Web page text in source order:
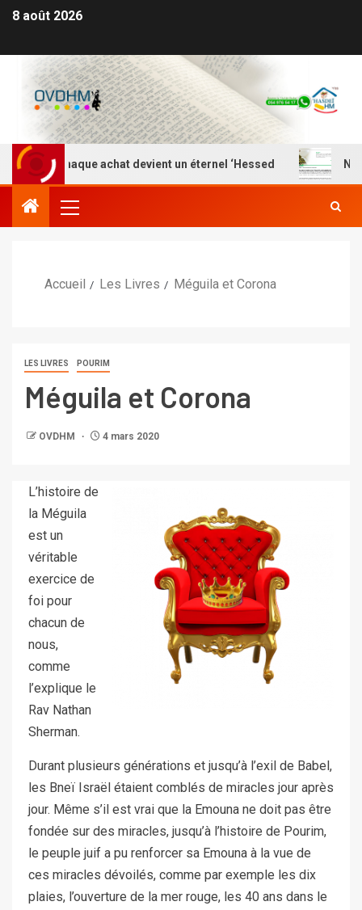
8 août 2026
où chaque achat devient un éternel ‘Hessed Nefesh
Accueil Les Livres Méguila et Corona
LES LIVRES POURIM
Méguila et Corona
OVDHM 4 mars 2020
L’histoire de
la Méguila
est un
véritable
exercice de
foi pour
chacun de
nous,
comme
l’explique le
Rav Nathan
Sherman.
Durant plusieurs générations et jusqu’à l’exil de Babel,
les Bneï Israël étaient comblés de miracles jour après
jour. Même s’il est vrai que la Emouna ne doit pas être
fondée sur des miracles, jusqu’à l’histoire de Pourim,
le peuple juif a pu renforcer sa Emouna à la vue de
ces miracles dévoilés, comme par exemple les dix
plaies, l’ouverture de la mer rouge, les 40 ans dans le